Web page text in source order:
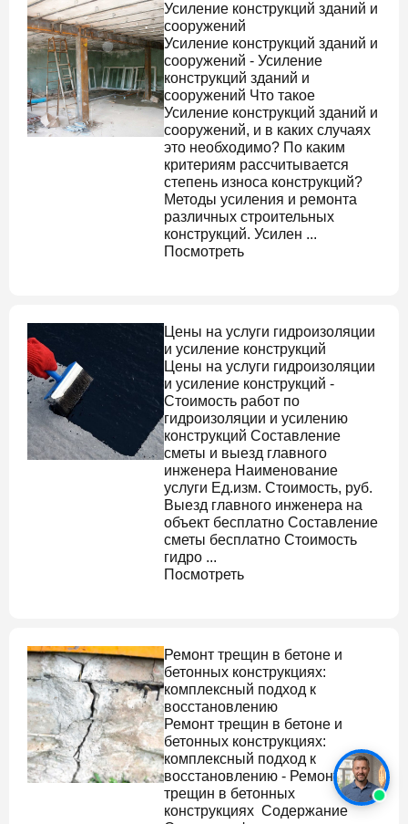
Усиление конструкций зданий и
сооружений
Усиление конструкций зданий и
сооружений - Усиление
конструкций зданий и
сооружений Что такое
Усиление конструкций зданий и
сооружений, и в каких случаях
это необходимо? По каким
критериям рассчитывается
степень износа конструкций?
Методы усиления и ремонта
различных строительных
конструкций. Усилен ...
Посмотреть
Цены на услуги гидроизоляции
и усиление конструкций
Цены на услуги гидроизоляции
и усиление конструкций -
Стоимость работ по
гидроизоляции и усилению
конструкций Составление
сметы и выезд главного
инженера Наименование
услуги Ед.изм. Стоимость, руб.
Выезд главного инженера на
объект бесплатно Составление
сметы бесплатно Стоимость
гидро ...
Посмотреть
Ремонт трещин в бетоне и
бетонных конструкциях:
комплексный подход к
восстановлению
Ремонт трещин в бетоне и
бетонных конструкциях:
комплексный подход к
восстановлению - Ремонт
трещин в бетонных
конструкциях Содержание